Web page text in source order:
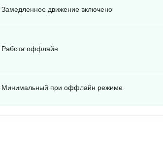
Замедленное движение включено
Работа оффлайн
Минимальный при оффлайн режиме